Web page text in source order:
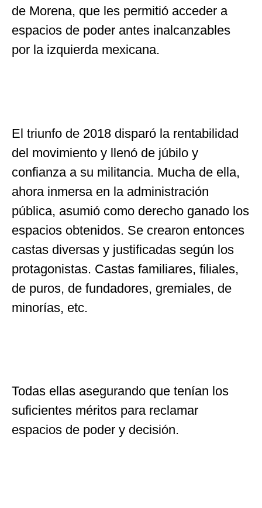
de Morena, que les permitió acceder a
espacios de poder antes inalcanzables
por la izquierda mexicana.
El triunfo de 2018 disparó la rentabilidad
del movimiento y llenó de júbilo y
confianza a su militancia. Mucha de ella,
ahora inmersa en la administración
pública, asumió como derecho ganado los
espacios obtenidos. Se crearon entonces
castas diversas y justificadas según los
protagonistas. Castas familiares, filiales,
de puros, de fundadores, gremiales, de
minorías, etc.
Todas ellas asegurando que tenían los
suficientes méritos para reclamar
espacios de poder y decisión.